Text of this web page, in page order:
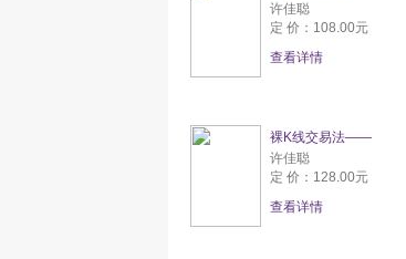
许佳聪
定 价：108.00元
查看详情
裸K线交易法——
许佳聪
定 价：128.00元
查看详情